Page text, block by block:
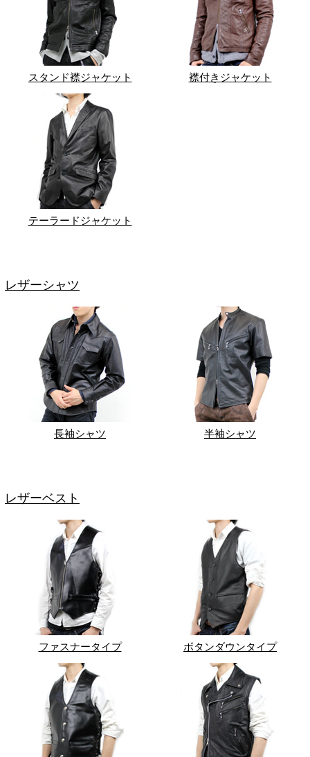
スタンド襟ジャケット 襟付きジャケット
テーラードジャケット
レザーシャツ
長袖シャツ 半袖シャツ
レザーベスト
ファスナータイプ ボタンダウンタイプ